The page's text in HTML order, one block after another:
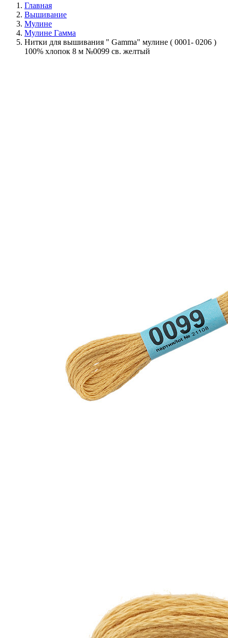
Главная
Вышивание
Мулине
Мулине Гамма
Нитки для вышивания " Gamma" мулине ( 0001- 0206 )
100% хлопок 8 м №0099 св. желтый